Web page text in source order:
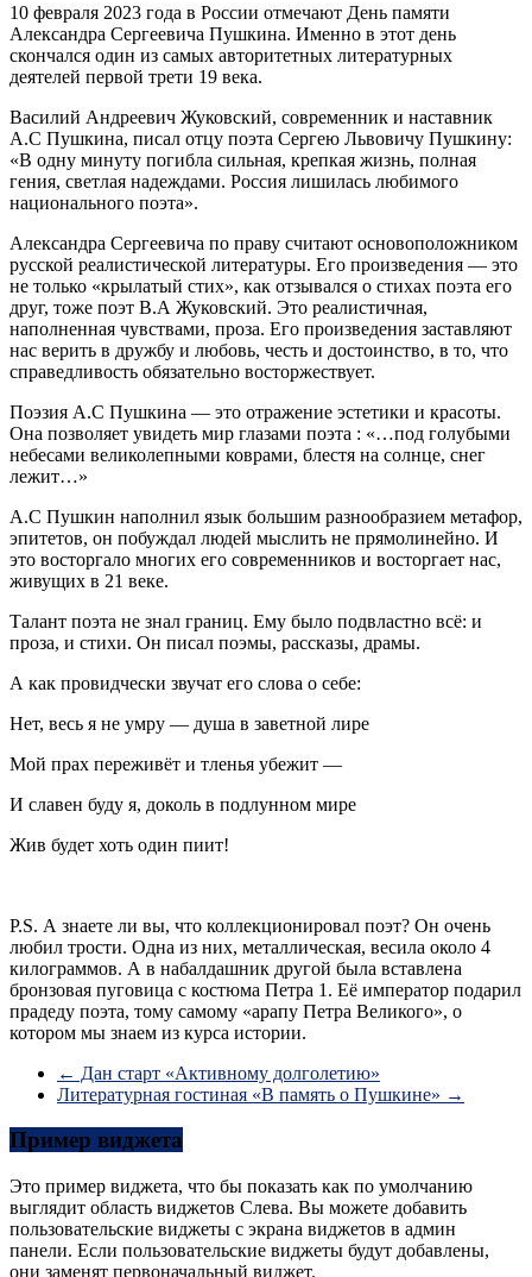
10 февраля 2023 года в России отмечают День памяти
Александра Сергеевича Пушкина. Именно в этот день
скончался один из самых авторитетных литературных
деятелей первой трети 19 века.
Василий Андреевич Жуковский, современник и наставник
А.С Пушкина, писал отцу поэта Сергею Львовичу Пушкину:
«В одну минуту погибла сильная, крепкая жизнь, полная
гения, светлая надеждами. Россия лишилась любимого
национального поэта».
Александра Сергеевича по праву считают основоположником
русской реалистической литературы. Его произведения — это
не только «крылатый стих», как отзывался о стихах поэта его
друг, тоже поэт В.А Жуковский. Это реалистичная,
наполненная чувствами, проза. Его произведения заставляют
нас верить в дружбу и любовь, честь и достоинство, в то, что
справедливость обязательно восторжествует.
Поэзия А.С Пушкина — это отражение эстетики и красоты.
Она позволяет увидеть мир глазами поэта : «…под голубыми
небесами великолепными коврами, блестя на солнце, снег
лежит…»
А.С Пушкин наполнил язык большим разнообразием метафор,
эпитетов, он побуждал людей мыслить не прямолинейно. И
это восторгало многих его современников и восторгает нас,
живущих в 21 веке.
Талант поэта не знал границ. Ему было подвластно всё: и
проза, и стихи. Он писал поэмы, рассказы, драмы.
А как провидчески звучат его слова о себе:
Нет, весь я не умру — душа в заветной лире
Мой прах переживёт и тленья убежит —
И славен буду я, доколь в подлунном мире
Жив будет хоть один пиит!
Р.S. А знаете ли вы, что коллекционировал поэт? Он очень
любил трости. Одна из них, металлическая, весила около 4
килограммов. А в набалдашник другой была вставлена
бронзовая пуговица с костюма Петра 1. Её император подарил
прадеду поэта, тому самому «арапу Петра Великого», о
котором мы знаем из курса истории.
← Дан старт «Активному долголетию»
Литературная гостиная «В память о Пушкине» →
Пример виджета
Это пример виджета, что бы показать как по умолчанию
выглядит область виджетов Слева. Вы можете добавить
пользовательские виджеты с экрана виджетов в админ
панели. Если пользовательские виджеты будут добавлены,
они заменят первоначальный виджет.